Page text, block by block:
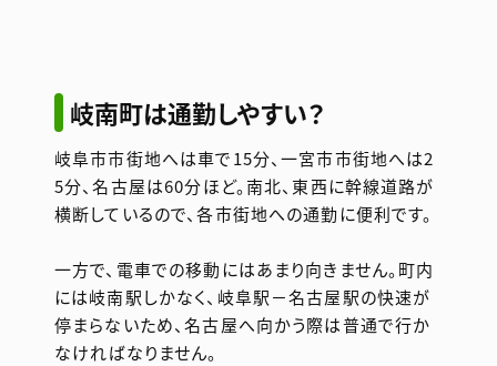
岐南町は通勤しやすい？
岐阜市市街地へは車で15分、一宮市市街地へは2
5分、名古屋は60分ほど。南北、東西に幹線道路が
横断しているので、各市街地への通勤に便利です。
一方で、電車での移動にはあまり向きません。町内
には岐南駅しかなく、岐阜駅－名古屋駅の快速が
停まらないため、名古屋へ向かう際は普通で行か
なければなりません。